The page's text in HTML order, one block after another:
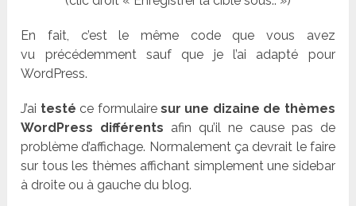
En fait, c’est le même code que vous avez
vu précédemment sauf que je l’ai adapté pour
WordPress.
J’ai testé ce formulaire sur une dizaine de thèmes
WordPress différents afin qu’il ne cause pas de
problème d’affichage. Normalement ça devrait le faire
sur tous les thèmes affichant simplement une sidebar
à droite ou à gauche du blog.